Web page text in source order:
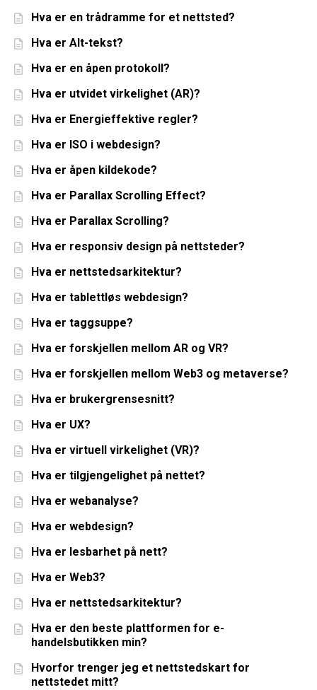
Hva er en trådramme for et nettsted?
Hva er Alt-tekst?
Hva er en åpen protokoll?
Hva er utvidet virkelighet (AR)?
Hva er Energieffektive regler?
Hva er ISO i webdesign?
Hva er åpen kildekode?
Hva er Parallax Scrolling Effect?
Hva er Parallax Scrolling?
Hva er responsiv design på nettsteder?
Hva er nettstedsarkitektur?
Hva er tablettløs webdesign?
Hva er taggsuppe?
Hva er forskjellen mellom AR og VR?
Hva er forskjellen mellom Web3 og metaverse?
Hva er brukergrensesnitt?
Hva er UX?
Hva er virtuell virkelighet (VR)?
Hva er tilgjengelighet på nettet?
Hva er webanalyse?
Hva er webdesign?
Hva er lesbarhet på nett?
Hva er Web3?
Hva er nettstedsarkitektur?
Hva er den beste plattformen for e-
handelsbutikken min?
Hvorfor trenger jeg et nettstedskart for
nettstedet mitt?